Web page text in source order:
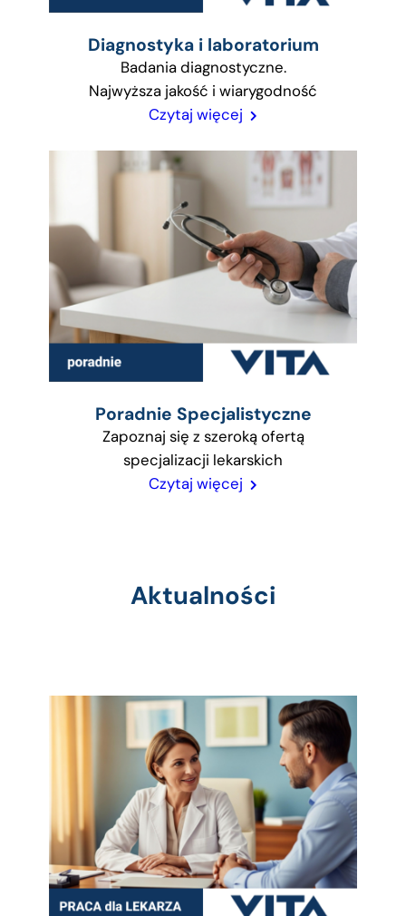
Diagnostyka i laboratorium
Badania diagnostyczne.
Najwyższa jakość i wiarygodność
Czytaj więcej
Poradnie Specjalistyczne
Zapoznaj się z szeroką ofertą
specjalizacji lekarskich
Czytaj więcej
Aktualności